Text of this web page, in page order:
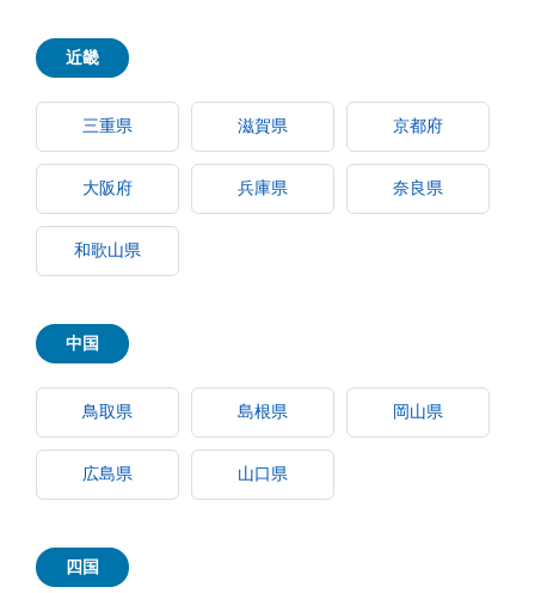
近畿
三重県 滋賀県 京都府
大阪府 兵庫県 奈良県
和歌山県
中国
鳥取県 島根県 岡山県
広島県 山口県
四国